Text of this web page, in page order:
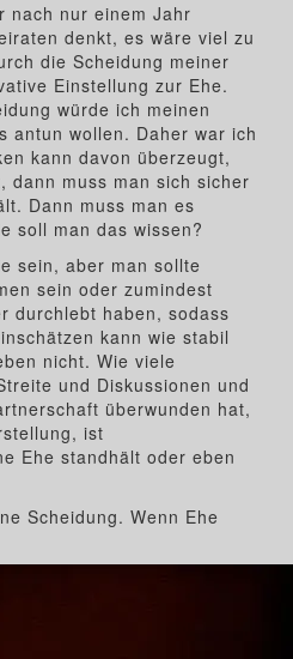
nach nur einem Jahr
denkt, es wäre viel zu
die Scheidung meiner
Einstellung zur Ehe.
würde ich meinen
antun wollen. Daher war ich
kann davon überzeugt,
dann muss man sich sicher
Dann muss man es
soll man das wissen?
sein, aber man sollte
sein oder zumindest
durchlebt haben, sodass
kann wie stabil
nicht. Wie viele
und Diskussionen und
überwunden hat,
ist
Ehe standhält oder eben
Scheidung. Wenn Ehe